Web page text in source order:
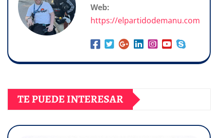
Web:
https://elpartidodemanu.com
TE PUEDE INTERESAR